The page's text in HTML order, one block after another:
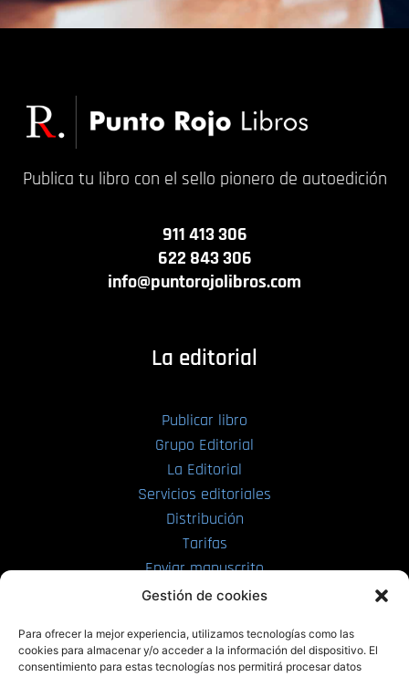
Gestión de cookies
Para ofrecer la mejor experiencia, utilizamos tecnologías como las
cookies para almacenar y/o acceder a la información del dispositivo. El
consentimiento para estas tecnologías nos permitirá procesar datos
Publica tu libro con el sello pionero de autoedición
911 413 306
622 843 306
info@puntorojolibros.com
La editorial
Publicar libro
Grupo Editorial
La Editorial
Servicios editoriales
Distribución
Tarifas
Enviar manuscrito
PRL | Media
PRL | Films